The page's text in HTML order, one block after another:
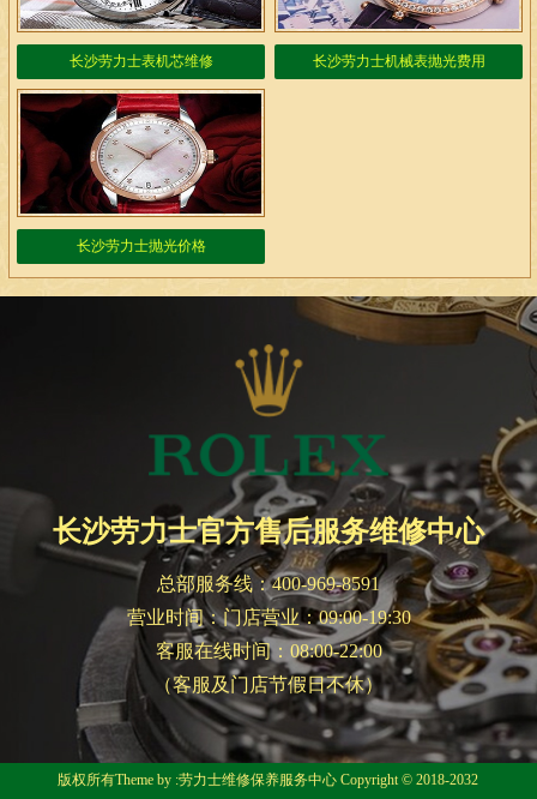
长沙劳力士表机芯维修 长沙劳力士机械表抛光费用
长沙劳力士抛光价格
长沙劳力士官方售后服务维修中心
总部服务线：400-969-8591
营业时间：门店营业：09:00-19:30
客服在线时间：08:00-22:00
（客服及门店节假日不休）
版权所有Theme by :劳力士维修保养服务中心 Copyright © 2018-2032